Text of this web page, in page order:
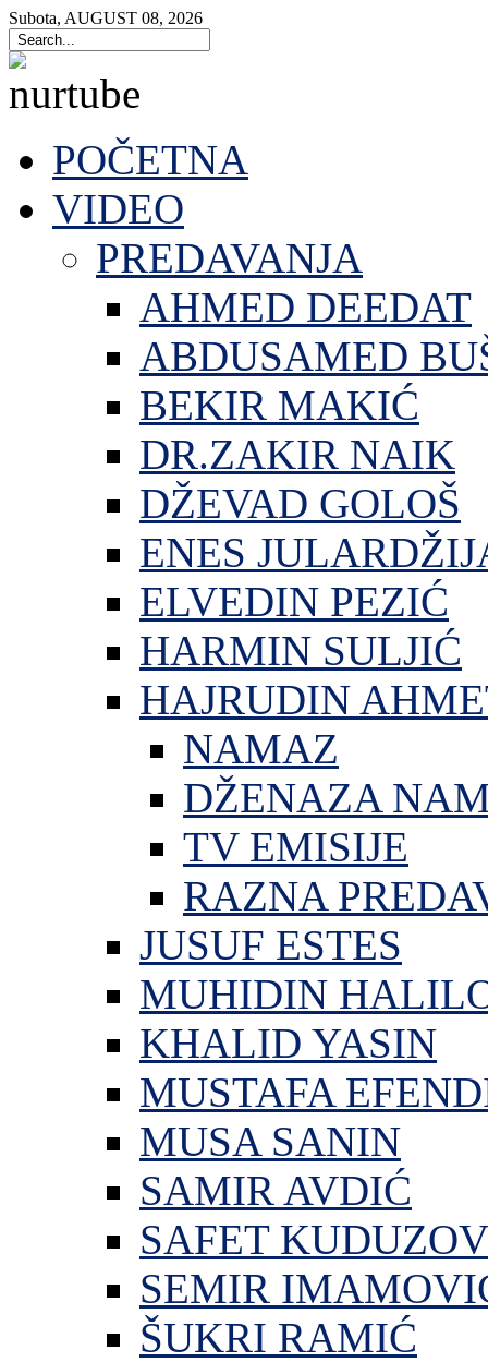
Subota, AUGUST 08, 2026
POČETNA
VIDEO
PREDAVANJA
AHMED DEEDAT
ABDUSAMED
BEKIR MAKIĆ
DR.ZAKIR NAIK
DŽEVAD GOLOŠ
ENES
ELVEDIN PEZIĆ
HARMIN SULJIĆ
HAJRUDIN
NAMAZ
DŽENAZA
TV EMISIJE
RAZNA
JUSUF ESTES
MUHIDIN
KHALID YASIN
MUSTAFA
MUSA SANIN
SAMIR AVDIĆ
SAFET
SEMIR
ŠUKRI RAMIĆ